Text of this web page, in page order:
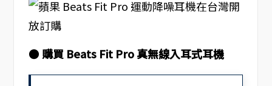
● 購買 Beats Fit Pro 真無線入耳式耳機